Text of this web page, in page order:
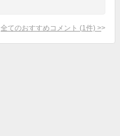
全てのおすすめコメント (1 件) >